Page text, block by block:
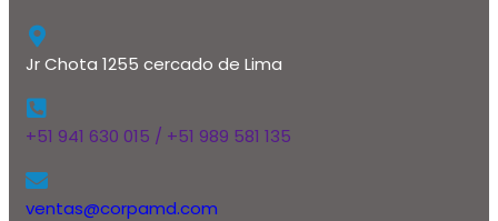
Jr Chota 1255 cercado de Lima
+51 941 630 015 / +51 989 581 135
ventas@corpamd.com